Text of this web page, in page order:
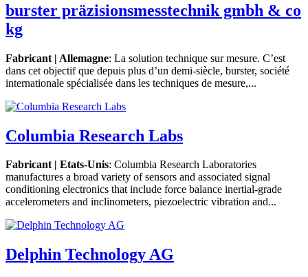
burster präzisionsmesstechnik gmbh & co
kg
Fabricant | Allemagne: La solution technique sur mesure. C’est
dans cet objectif que depuis plus d’un demi-siècle, burster, société
internationale spécialisée dans les techniques de mesure,...
Columbia Research Labs
Fabricant | Etats-Unis: Columbia Research Laboratories
manufactures a broad variety of sensors and associated signal
conditioning electronics that include force balance inertial-grade
accelerometers and inclinometers, piezoelectric vibration and...
Delphin Technology AG